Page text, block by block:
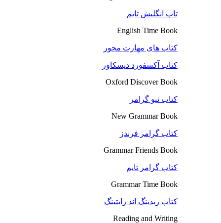
تاب انگلیش تایم
English Time Book
کتاب های مهارت محور
کتاب آکسفورد دیسکاور
Oxford Discover Book
کتاب نیو گرامر
New Grammar Book
کتاب گرامر فرندز
Grammar Friends Book
کتاب گرامر تایم
Grammar Time Book
کتاب ریدینگ اند رایتینگ
Reading and Writing